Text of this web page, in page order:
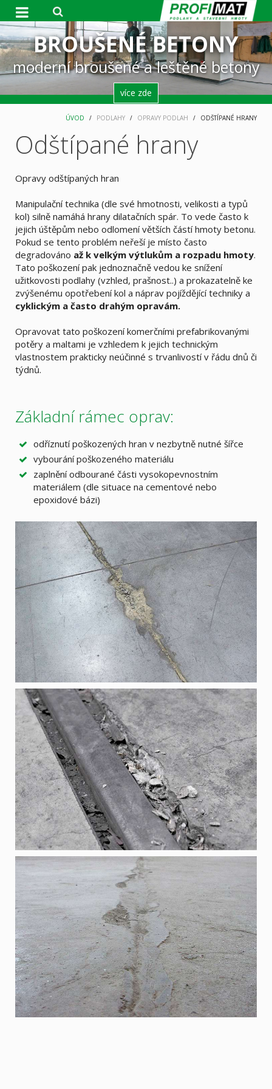
DESIGNOVÉ PODLAHY
moderní broušené stěrky
více zde
BROUŠENÉ BETONY
moderní broušené a leštěné betony
více zde
BROUŠENÉ BETONY
moderní broušené a leštěné betony
více zde
GROUTEX
kotevní, výplňové a reprofilační malty
více zde
STABILNÍ FIRMA
jsme tu pro vás od roku 1995
ÚVOD PODLAHY OPRAVY PODLAH ODŠTÍPANÉ HRANY
Odštípané hrany
Opravy odštípaných hran
Manipulační technika (dle své hmotnosti, velikosti a typů
kol) silně namáhá hrany dilatačních spár. To vede často k
jejich úštěpům nebo odlomení větších částí hmoty betonu.
Pokud se tento problém neřeší je místo často
degradováno až k velkým výtlukům a rozpadu hmoty.
Tato poškození pak jednoznačně vedou ke snížení
užitkovosti podlahy (vzhled, prašnost..) a prokazatelně ke
zvýšenému opotřebení kol a náprav pojíždějící techniky a
cyklickým a často drahým opravám.
Opravovat tato poškození komerčními prefabrikovanými
potěry a maltami je vzhledem k jejich technickým
vlastnostem prakticky neúčinné s trvanlivostí v řádu dnů či
týdnů.
Základní rámec oprav:
odříznutí poškozených hran v nezbytně nutné šířce
vybourání poškozeného materiálu
zaplnění odbourané části vysokopevnostním
materiálem (dle situace na cementové nebo
epoxidové bázi)